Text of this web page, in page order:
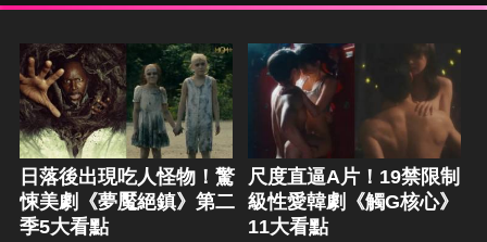
日落後出現吃人怪物！驚
悚美劇《夢魘絕鎮》第二
季5大看點
尺度直逼A片！19禁限制
級性愛韓劇《觸G核心》
11大看點